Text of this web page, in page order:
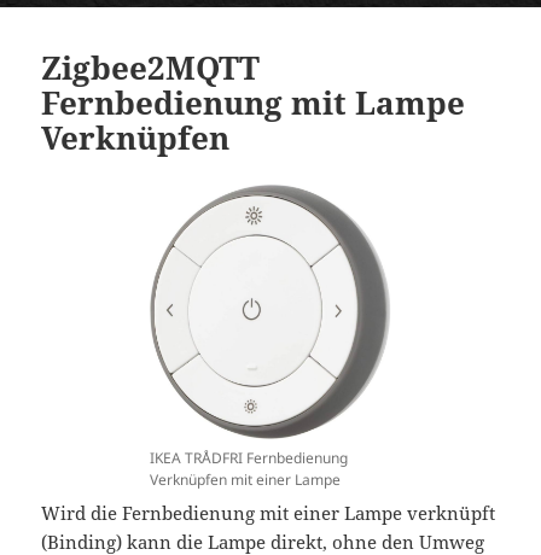
Zigbee2MQTT
Fernbedienung mit Lampe
Verknüpfen
IKEA TRÅDFRI Fernbedienung
Verknüpfen mit einer Lampe
Wird die Fernbedienung mit einer Lampe verknüpft
(Binding) kann die Lampe direkt, ohne den Umweg